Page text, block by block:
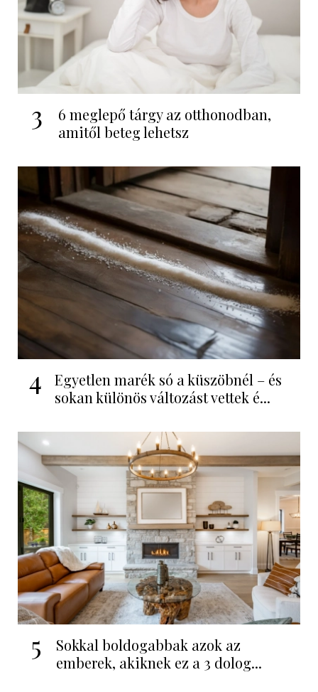
3
6 meglepő tárgy az otthonodban,
amitől beteg lehetsz
4
Egyetlen marék só a küszöbnél – és
sokan különös változást vettek é...
5
Sokkal boldogabbak azok az
emberek, akiknek ez a 3 dolog...